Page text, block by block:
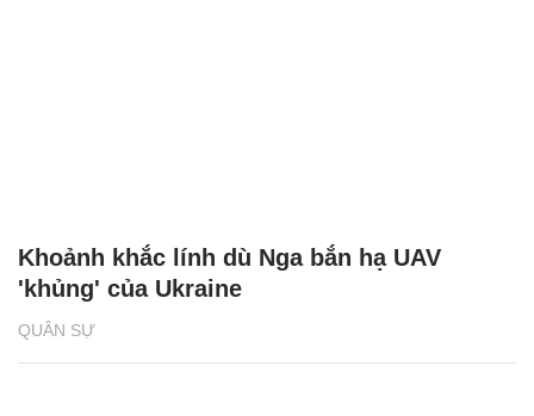
QUÂN SỰ
Khoảnh khắc lính dù Nga bắn hạ UAV
'khủng' của Ukraine